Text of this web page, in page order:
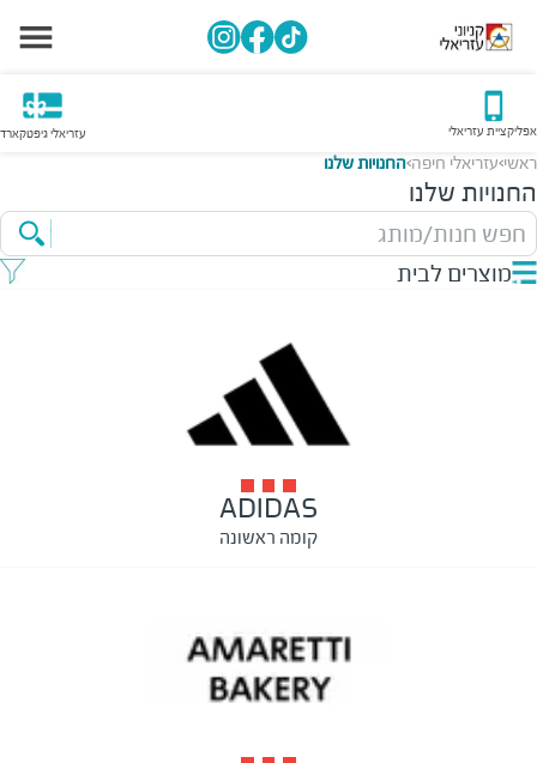
אפליקציית עזריאלי עזריאלי גיפטקארד
ראשי>עזריאלי חיפה>החנויות שלנו
החנויות שלנו
חפש חנות/מותג
מוצרים לבית
ADIDAS
קומה ראשונה